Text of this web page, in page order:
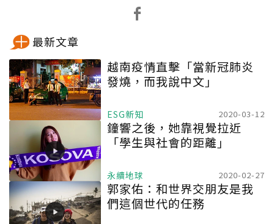
最新文章
越南疫情直擊「當新冠肺炎
發燒，而我說中文」
ESG新知 2020-03-12
鐘響之後，她靠視覺拉近
「學生與社會的距離」
永續地球 2020-02-27
郭家佑：和世界交朋友是我
們這個世代的任務